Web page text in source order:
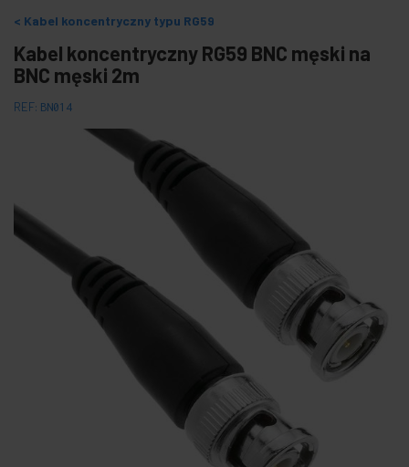
Kabel koncentryczny typu RG59
Kabel koncentryczny RG59 BNC męski na
BNC męski 2m
REF: BN014